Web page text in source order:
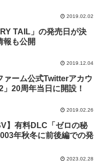
2019.02.02
TAIL」の発売日が決
報も公開
2019.12.04
ァーム公式Twitterアカウ
」20周年当日に開設！
2019.02.26
】有料DLC「ゼロの秘
年秋冬に前後編での発
2023.02.28